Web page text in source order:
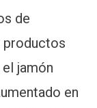
de
productos
jamón
en